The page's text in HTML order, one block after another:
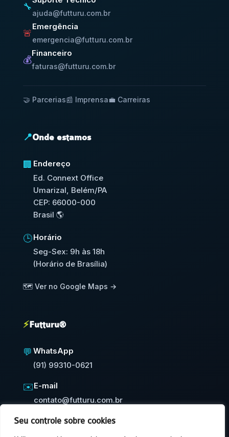
Seu controle sobre cookies
🔧
ajuda@futturu.com.br
🚨
Emergência
emergencia@futturu.com.br
💰
Financeiro
faturas@futturu.com.br
🤝 Parcerias📰 Imprensa💼 Carreiras
📍Onde estamos
🏢 Endereço
Ed. Connext Office
Umarizal, Belém/PA
CEP: 66000-000
Brasil 🌎
🕒Horário
Seg-Sex: 9h às 18h
(Horário de Brasília)
🗺️ Ver no Google Maps →
⚡Futturu®
💬 WhatsApp
(91) 99310-0621
✉️E-mail
contato@futturu.com.br
⚡Resposta em até 24h úteis